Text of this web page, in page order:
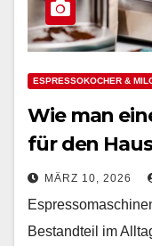
ESPRESSOKOCHER &
Wie man
für den
MÄRZ 10, 2026
Bestandteil im